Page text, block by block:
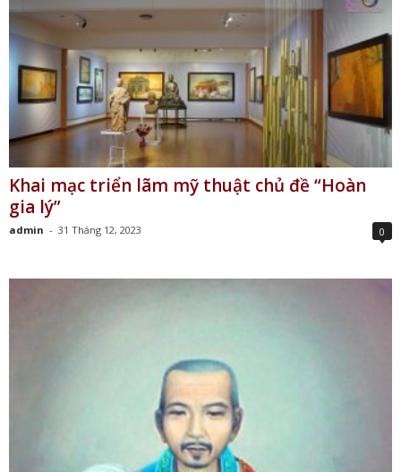
Khai mạc triển lãm mỹ thuật chủ đề “Hoàn
gia lý”
admin - 31 Tháng 12, 2023 0